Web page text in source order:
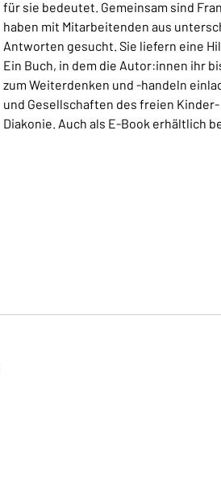
für sie bedeutet. Gemeinsam sind
haben mit Mitarbeitenden aus
Antworten gesucht. Sie liefern eine
Ein Buch, in dem die Autor:innen ihr
zum Weiterdenken und -handeln
und Gesellschaften des freien
Diakonie. Auch als E-Book erhältlich